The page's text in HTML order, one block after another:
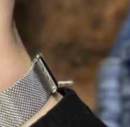
, elle présente deux
un style élégant et
couleurs d’or apporte du
en conservant une allure
cette alliance convient
qui recherchent un
une touche distinctive.